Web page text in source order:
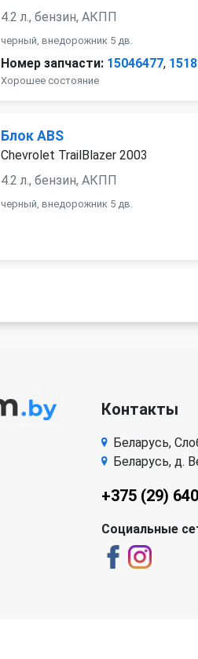
4.2 л., бензин, АКПП
черный, внедорожник 5 дв.
Номер запчасти: 15046477,
Хорошее состояние
Блок ABS
Chevrolet TrailBlazer 2003
4.2 л., бензин, АКПП
черный, внедорожник 5 дв.
Контакты
Беларусь,
Беларусь, д.
+375 (29)
Социальные